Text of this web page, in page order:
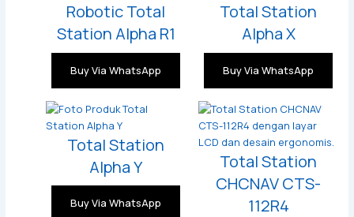
Robotic Total
Station Alpha R1
Buy Via WhatsApp
Total Station
Alpha X
Buy Via WhatsApp
Total Station
Alpha Y
Buy Via WhatsApp
Total Station
CHCNAV CTS-
112R4